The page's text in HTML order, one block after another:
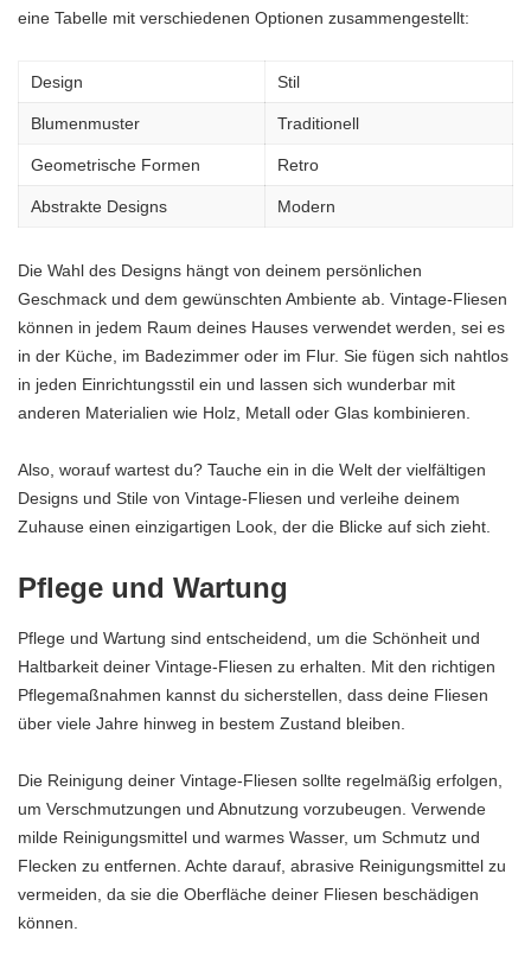
eine Tabelle mit verschiedenen Optionen zusammengestellt:
Design Stil
Blumenmuster Traditionell
Geometrische Formen Retro
Abstrakte Designs Modern
Die Wahl des Designs hängt von deinem persönlichen
Geschmack und dem gewünschten Ambiente ab. Vintage-Fliesen
können in jedem Raum deines Hauses verwendet werden, sei es
in der Küche, im Badezimmer oder im Flur. Sie fügen sich nahtlos
in jeden Einrichtungsstil ein und lassen sich wunderbar mit
anderen Materialien wie Holz, Metall oder Glas kombinieren.
Also, worauf wartest du? Tauche ein in die Welt der vielfältigen
Designs und Stile von Vintage-Fliesen und verleihe deinem
Zuhause einen einzigartigen Look, der die Blicke auf sich zieht.
Pflege und Wartung
Pflege und Wartung sind entscheidend, um die Schönheit und
Haltbarkeit deiner Vintage-Fliesen zu erhalten. Mit den richtigen
Pflegemaßnahmen kannst du sicherstellen, dass deine Fliesen
über viele Jahre hinweg in bestem Zustand bleiben.
Die Reinigung deiner Vintage-Fliesen sollte regelmäßig erfolgen,
um Verschmutzungen und Abnutzung vorzubeugen. Verwende
milde Reinigungsmittel und warmes Wasser, um Schmutz und
Flecken zu entfernen. Achte darauf, abrasive Reinigungsmittel zu
vermeiden, da sie die Oberfläche deiner Fliesen beschädigen
können.